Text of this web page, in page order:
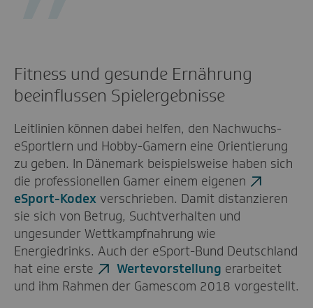
Fitness und gesunde Ernährung
beeinflussen Spielergebnisse
Leitlinien können dabei helfen, den Nachwuchs-
eSportlern und Hobby-Gamern eine Orientierung
zu geben. In Dänemark beispielsweise haben sich
die professionellen Gamer einem eigenen
eSport-Kodex verschrieben. Damit distanzieren
sie sich von Betrug, Suchtverhalten und
ungesunder Wettkampfnahrung wie
Energiedrinks. Auch der eSport-Bund Deutschland
hat eine erste
Wertevorstellung erarbeitet
und ihm Rahmen der Gamescom 2018 vorgestellt.